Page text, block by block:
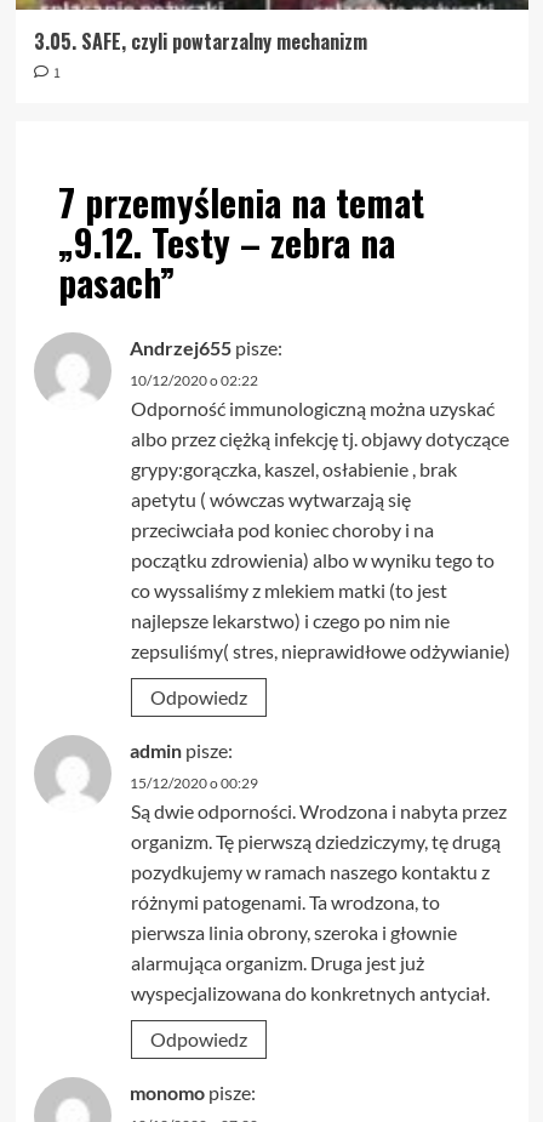
3.05. SAFE, czyli powtarzalny mechanizm
1
7 przemyślenia na temat
„9.12. Testy – zebra na
pasach”
Andrzej655 pisze:
10/12/2020 o 02:22
Odporność immunologiczną można uzyskać
albo przez ciężką infekcję tj. objawy dotyczące
grypy:gorączka, kaszel, osłabienie , brak
apetytu ( wówczas wytwarzają się
przeciwciała pod koniec choroby i na
początku zdrowienia) albo w wyniku tego to
co wyssaliśmy z mlekiem matki (to jest
najlepsze lekarstwo) i czego po nim nie
zepsuliśmy( stres, nieprawidłowe odżywianie)
Odpowiedz
admin pisze:
15/12/2020 o 00:29
Są dwie odporności. Wrodzona i nabyta przez
organizm. Tę pierwszą dziedziczymy, tę drugą
pozydkujemy w ramach naszego kontaktu z
różnymi patogenami. Ta wrodzona, to
pierwsza linia obrony, szeroka i głownie
alarmująca organizm. Druga jest już
wyspecjalizowana do konkretnych antyciał.
Odpowiedz
monomo pisze: